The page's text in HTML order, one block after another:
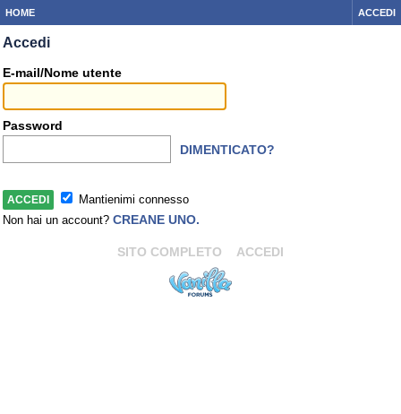
HOME ACCEDI
Accedi
E-mail/Nome utente
Password
DIMENTICATO?
Mantienimi connesso
Non hai un account? CREANE UNO.
SITO COMPLETO ACCEDI